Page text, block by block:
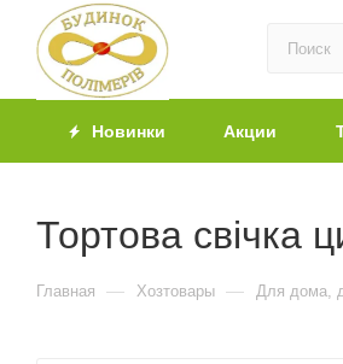
Новинки Акции
Тортова свічка
Главная — Хозтовары — Для дома,